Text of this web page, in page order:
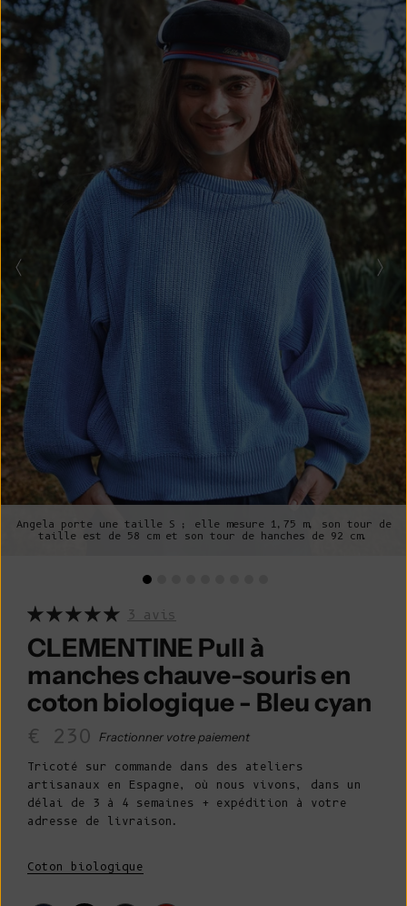
Angela porte une taille S ; elle mesure 1,75 m, son tour de
taille est de 58 cm et son tour de hanches de 92 cm.
3 avis
CLEMENTINE Pull à
manches chauve-souris en
coton biologique - Bleu cyan
Prix de vente
€ 230 Fractionner votre paiement
Tricoté sur commande dans des ateliers
artisanaux en Espagne, où nous vivons, dans un
délai de 3 à 4 semaines + expédition à votre
adresse de livraison.
Coton biologique